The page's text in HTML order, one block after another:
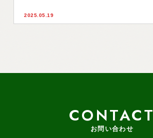
2025.05.19
CONTACT
お問い合わせ